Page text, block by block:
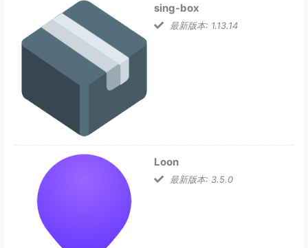
sing-box
最新版本: 1.13.14
Loon
最新版本: 3.5.0